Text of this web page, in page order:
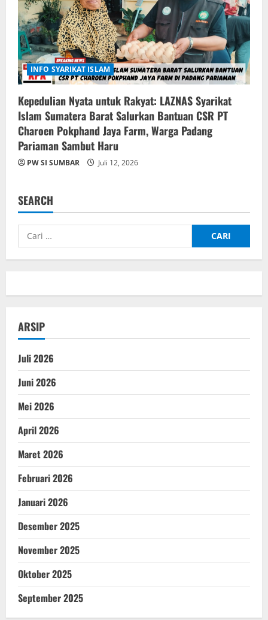
INFO SYARIKAT ISLAM
Kepedulian Nyata untuk Rakyat: LAZNAS Syarikat
Islam Sumatera Barat Salurkan Bantuan CSR PT
Charoen Pokphand Jaya Farm, Warga Padang
Pariaman Sambut Haru
PW SI SUMBAR Juli 12, 2026
SEARCH
Cari
untuk:
ARSIP
Juli 2026
Juni 2026
Mei 2026
April 2026
Maret 2026
Februari 2026
Januari 2026
Desember 2025
November 2025
Oktober 2025
September 2025